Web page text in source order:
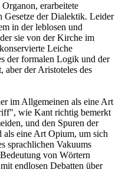
erarbeitete
Gesetze der Dialektik. Leider
in der leblosen und
sie von der Kirche im
Leiche
der formalen Logik und der
aber der Aristoteles des
im Allgemeinen als eine Art
wie Kant richtig bemerkt
und den Spuren der
eine Art Opium, um sich
sprachlichen Vakuums
von Wörtern
endlosen Debatten über